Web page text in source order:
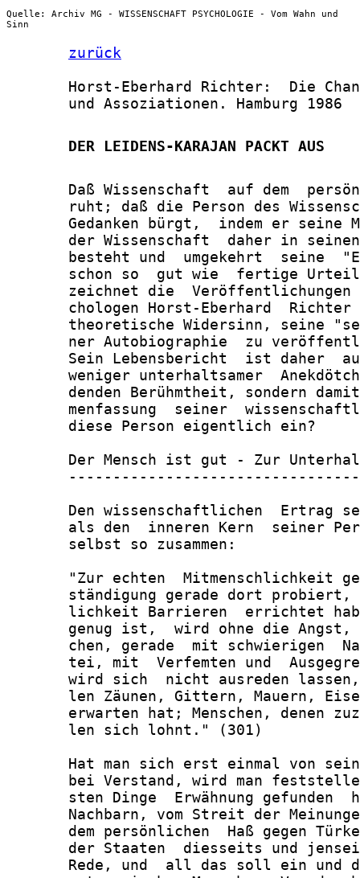
Quelle: Archiv MG - WISSENSCHAFT PSYCHOLOGIE - Vom Wahn und
Sinn
zurück
Horst-Eberhard Richter:  Die
       und Assoziationen. Hamburg 1986
       DER LEIDENS-KARAJAN PACKT AUS